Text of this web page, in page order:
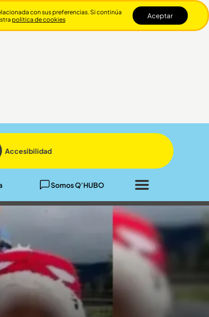
Accesibilidad
Somos Q’HUBO
Cerrar
con sus preferencias. Si continúa
politica de cookies Aceptar